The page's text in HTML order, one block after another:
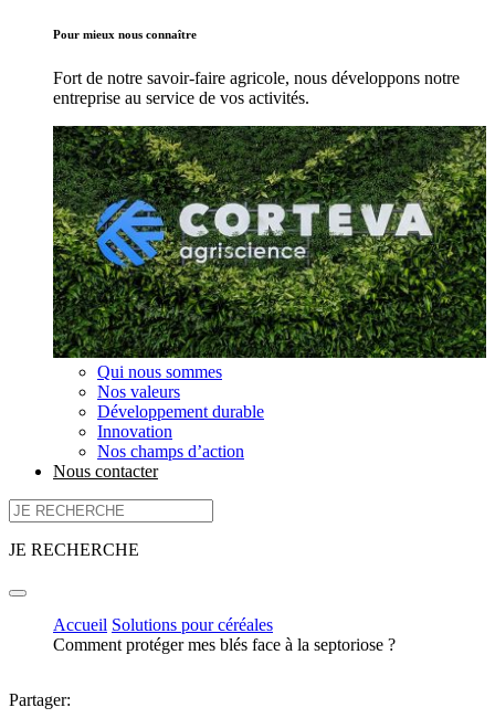
Pour mieux nous connaître
Fort de notre savoir-faire agricole, nous développons notre
entreprise au service de vos activités.
Qui nous sommes
Nos valeurs
Développement durable
Innovation
Nos champs d’action
Nous contacter
JE RECHERCHE
Accueil Solutions pour céréales
Comment protéger mes blés face à la septoriose ?
Partager: